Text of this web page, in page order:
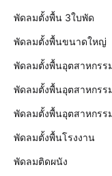
พัดลมตั้งพื้น 3ใบพัด
พัดลมตั้งพื้นขนาดใหญ่
พัดลมตั้งพื้นอุตสาหกรร
พัดลมตั้งพื้นอุตสาหกรร
พัดลมตั้งพื้นอุตสาหกรร
พัดลมตั้งพื้นโรงงาน
พัดลมติดผนัง